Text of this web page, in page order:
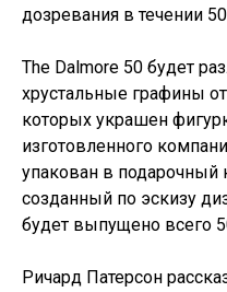
дозревания в течении
The Dalmore 50 будет
хрустальные графины
которых украшен
изготовленного
упакован в подарочный
созданный по эскизу
будет выпущено всего
Ричард Патерсон